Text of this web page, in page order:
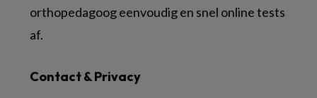
Contact & Privacy
orthopedagoog eenvoudig en snel online tests
af.